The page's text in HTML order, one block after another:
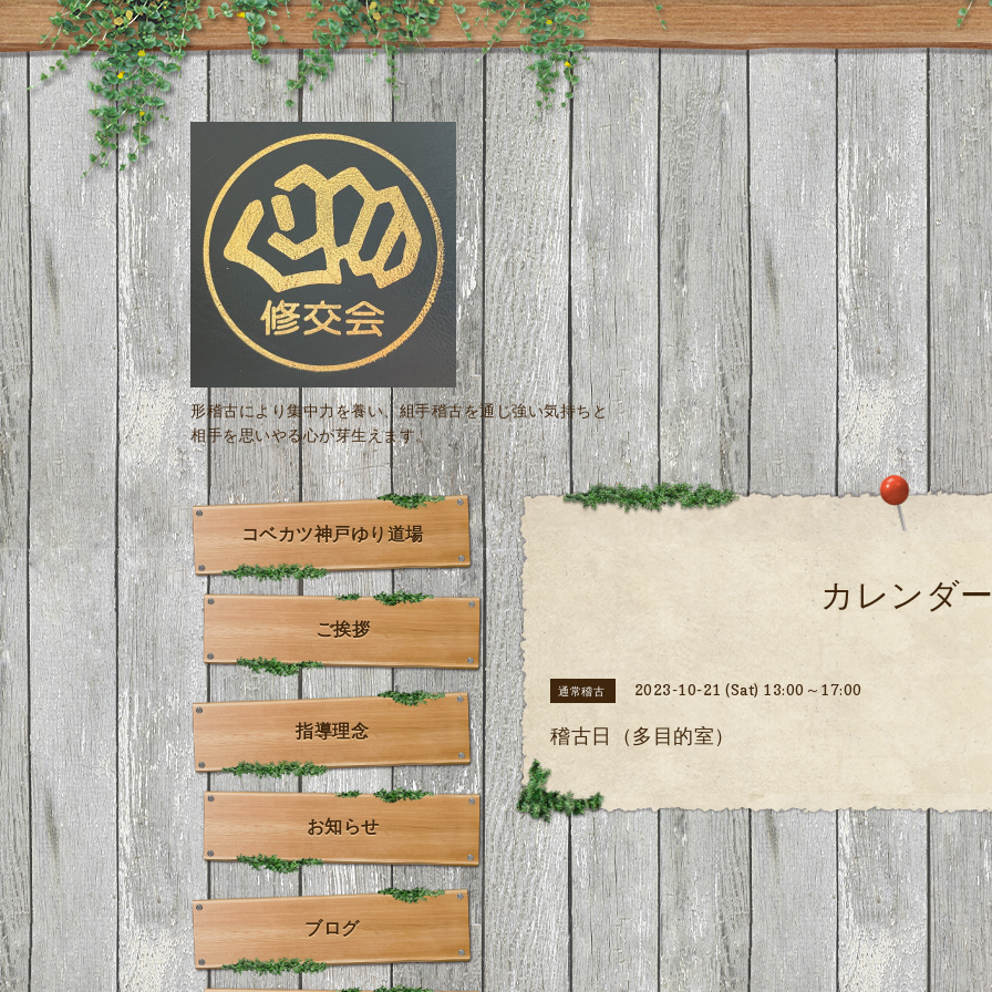
形稽古により集中力を養い、組手稽古を通じ強い気持ちと
相手を思いやる心が芽生えます。
カレンダ
通常稽古 2023-10-21 (Sat) 13:00～17:00
稽古日（多目的室）
コベカツ神戸ゆり道場
ご挨拶
指導理念
お知らせ
ブログ